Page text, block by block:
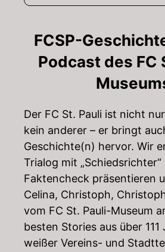
FCSP-
Podcast des FC
Der FC St. Pauli ist nicht
kein anderer – er bringt
Geschichte(n) hervor. Wir
Trialog mit
Faktencheck präsentieren
Celina, Christoph,
vom FC St. Pauli-Museum
besten Stories aus über
weißer Vereins- und